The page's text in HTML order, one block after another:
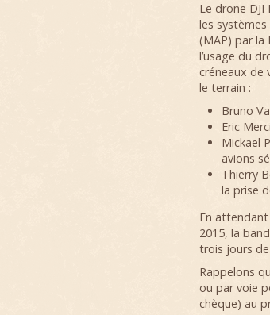
Le drone
les
(MAP) par la
l’usage du
créneaux de
le terrain :
Bruno
Eric
Mickael
avions
Thierry
la prise
En
2015, la
trois jours
Rappelons
ou par voie
chèque) au